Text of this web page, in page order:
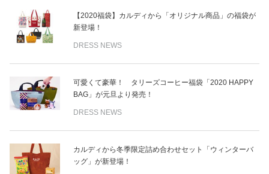
【2020福袋】カルディから「オリジナル商品」の福袋が
新登場！
DRESS NEWS
可愛くて豪華！ タリーズコーヒー福袋「2020 HAPPY
BAG」が元旦より発売！
DRESS NEWS
カルディから冬季限定詰め合わせセット「ウィンターバ
ッグ」が新登場！